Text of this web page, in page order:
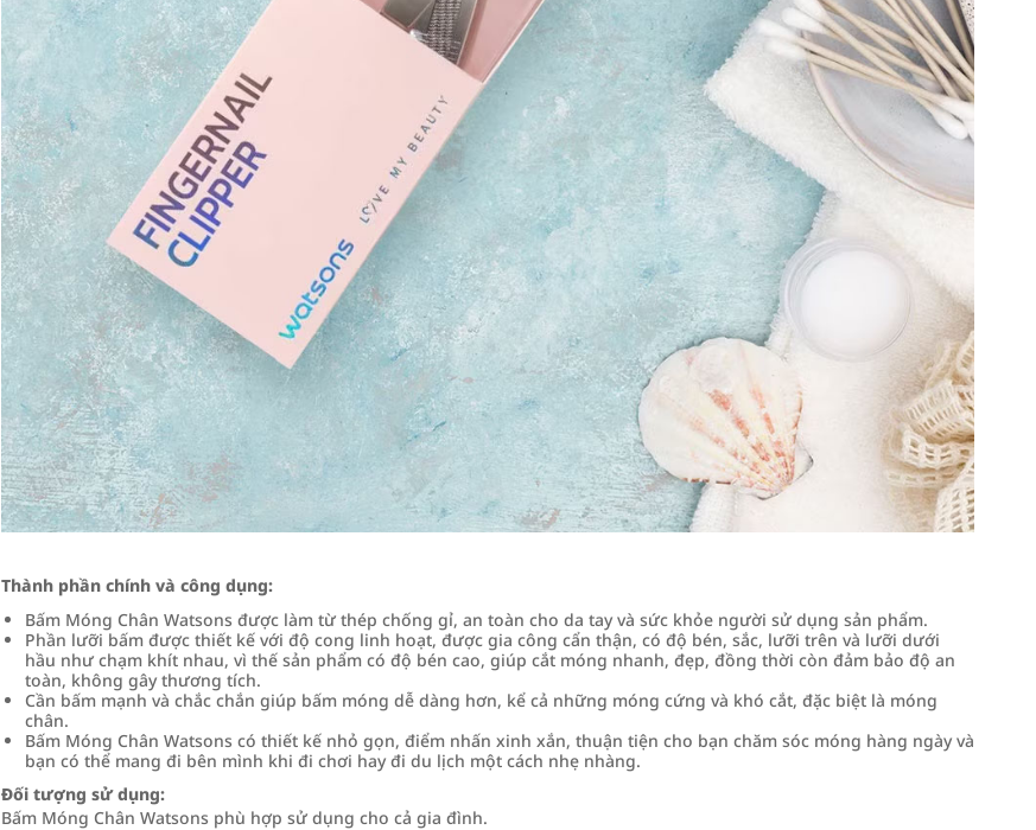
Thành phần chính và công dụng:
Bấm Móng Chân Watsons được làm từ thép chống gỉ, an toàn cho da tay và sức khỏe người sử dụng sản phẩm.
Phần lưỡi bấm được thiết kế với độ cong linh hoạt, được gia công cẩn thận, có độ bén, sắc, lưỡi trên và lưỡi dưới
hầu như chạm khít nhau, vì thế sản phẩm có độ bén cao, giúp cắt móng nhanh, đẹp, đồng thời còn đảm bảo độ an
toàn, không gây thương tích.
Cần bấm mạnh và chắc chắn giúp bấm móng dễ dàng hơn, kể cả những móng cứng và khó cắt, đặc biệt là móng
chân.
Bấm Móng Chân Watsons có thiết kế nhỏ gọn, điểm nhấn xinh xắn, thuận tiện cho bạn chăm sóc móng hàng ngày và
bạn có thể mang đi bên mình khi đi chơi hay đi du lịch một cách nhẹ nhàng.
Đối tượng sử dụng:
Bấm Móng Chân Watsons phù hợp sử dụng cho cả gia đình.